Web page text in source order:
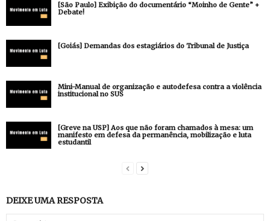
[São Paulo] Exibição do documentário “Moinho de Gente” +
Debate!
[Goiás] Demandas dos estagiários do Tribunal de Justiça
Mini-Manual de organização e autodefesa contra a violência
institucional no SUS
[Greve na USP] Aos que não foram chamados à mesa: um
manifesto em defesa da permanência, mobilização e luta
estudantil
DEIXE UMA RESPOSTA